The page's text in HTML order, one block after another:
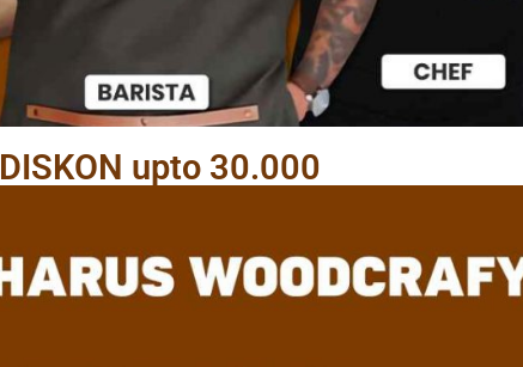
DISKON upto 30.000